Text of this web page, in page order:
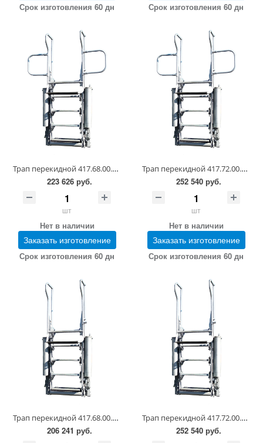
Срок изготовления 60 дн Срок изготовления 60 дн
Трап перекидной 417.68.00.00.00-03
223 626 руб.
шт
Нет в наличии
Заказать изготовление
Срок изготовления 60 дн
Трап перекидной 417.72.00.00.00-03
252 540 руб.
шт
Нет в наличии
Заказать изготовление
Срок изготовления 60 дн
Трап перекидной 417.68.00.00.00-01
206 241 руб.
Трап перекидной 417.72.00.00.00-01
252 540 руб.